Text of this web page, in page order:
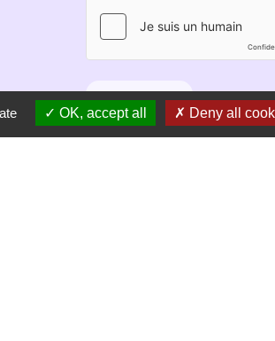
S'ABONNER
OK, accept all Deny all